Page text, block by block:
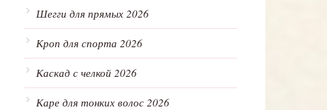
Шегги для прямых 2026
Кроп для спорта 2026
Каскад с челкой 2026
Каре для тонких волос 2026